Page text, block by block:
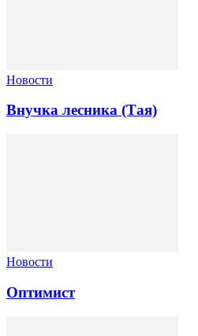
Новости
Внучка лесника (Тая)
Новости
Оптимист